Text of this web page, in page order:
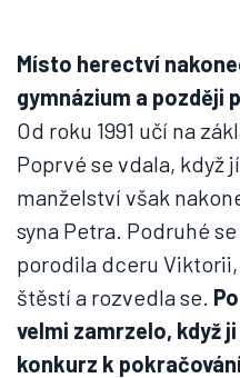
Místo herectví
gymnázium a později
Od roku 1991 učí na
Poprvé se vdala, když
manželství však
syna Petra. Podruhé
porodila dceru
štěstí a rozvedla se.
velmi zamrzelo, když
konkurz k